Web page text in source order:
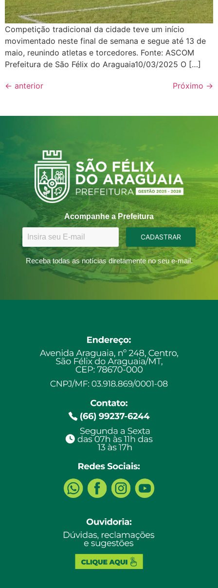
Competição tradicional da cidade teve um início
movimentado neste final de semana e segue até 13 de
maio, reunindo atletas e torcedores. Fonte: ASCOM
Prefeitura de São Félix do Araguaia10/03/2025 O […]
← anterior Próximo →
Acompanhe a Prefeitura
CADASTRAR
Receba todas as notícias diretamente no seu e-mail.